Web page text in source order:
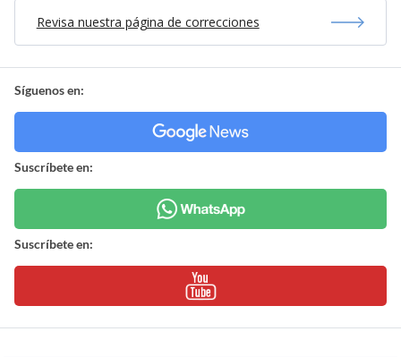
Revisa nuestra página de correcciones
Síguenos en:
Suscríbete en:
Suscríbete en: